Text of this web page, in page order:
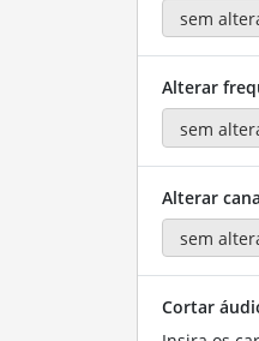
Alterar
Alterar
Cortar